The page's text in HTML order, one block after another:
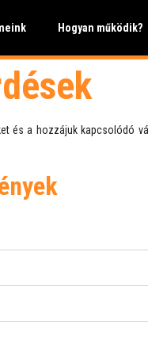
Hogyan működik?
és a hozzájuk kapcsolódó